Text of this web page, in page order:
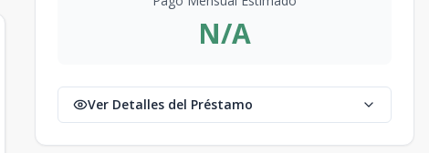
N/A
Ver Detalles del Préstamo